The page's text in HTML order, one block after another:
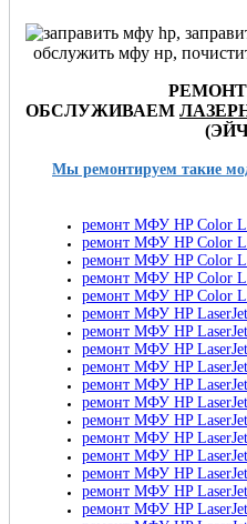
ОБСЛУЖИВАЕМ
Мы ремонтируем такие
ремонт МФУ HP Color
ремонт МФУ HP Color
ремонт МФУ HP Color
ремонт МФУ HP Color
ремонт МФУ HP Color
ремонт МФУ HP
ремонт МФУ HP
ремонт МФУ HP
ремонт МФУ HP
ремонт МФУ HP
ремонт МФУ HP
ремонт МФУ HP
ремонт МФУ HP
ремонт МФУ HP
ремонт МФУ HP
ремонт МФУ HP
ремонт МФУ HP